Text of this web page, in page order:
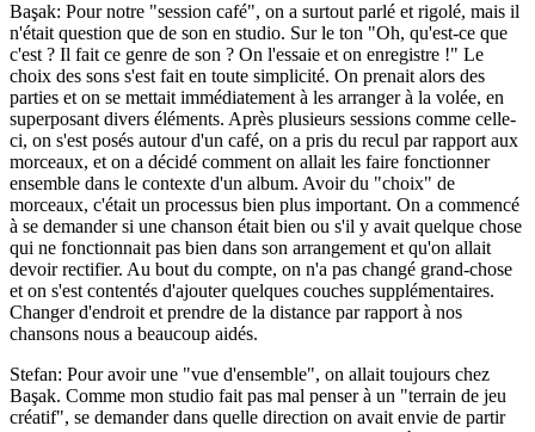
Başak: Pour notre "session café", on a surtout parlé et rigolé, mais il
n'était question que de son en studio. Sur le ton "Oh, qu'est-ce que
c'est ? Il fait ce genre de son ? On l'essaie et on enregistre !" Le
choix des sons s'est fait en toute simplicité. On prenait alors des
parties et on se mettait immédiatement à les arranger à la volée, en
superposant divers éléments. Après plusieurs sessions comme celle-
ci, on s'est posés autour d'un café, on a pris du recul par rapport aux
morceaux, et on a décidé comment on allait les faire fonctionner
ensemble dans le contexte d'un album. Avoir du "choix" de
morceaux, c'était un processus bien plus important. On a commencé
à se demander si une chanson était bien ou s'il y avait quelque chose
qui ne fonctionnait pas bien dans son arrangement et qu'on allait
devoir rectifier. Au bout du compte, on n'a pas changé grand-chose
et on s'est contentés d'ajouter quelques couches supplémentaires.
Changer d'endroit et prendre de la distance par rapport à nos
chansons nous a beaucoup aidés.
Stefan: Pour avoir une "vue d'ensemble", on allait toujours chez
Başak. Comme mon studio fait pas mal penser à un "terrain de jeu
créatif", se demander dans quelle direction on avait envie de partir